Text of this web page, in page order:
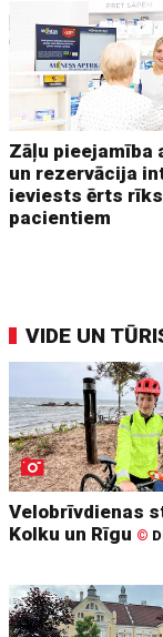
Zāļu pieejamība
un rezervācija
ieviests ērts rīks
pacientiem
VIDE UN
Velobrīvdienas
Kolku un Rīgu ©